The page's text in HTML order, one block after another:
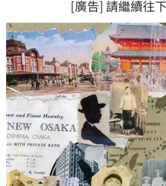
[廣告] 請繼續往